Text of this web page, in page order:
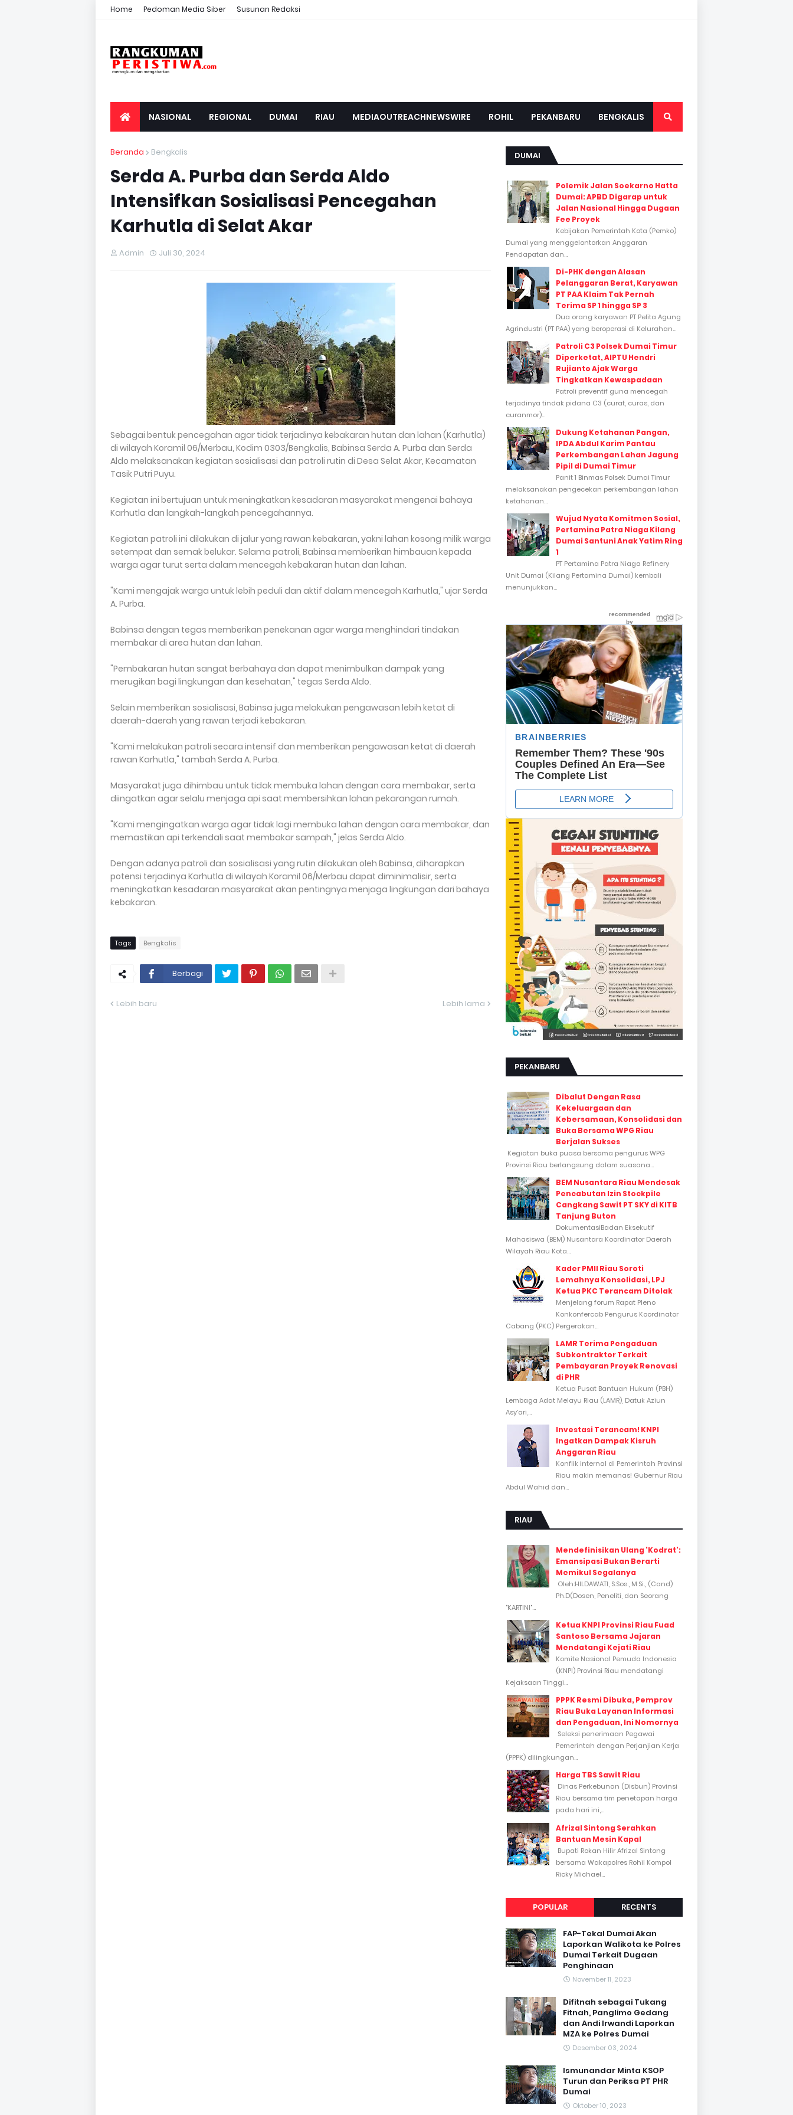
Home Pedoman Media Siber Susunan Redaksi
NASIONAL REGIONAL DUMAI RIAU MEDIAOUTREACHNEWSWIRE ROHIL PEKANBARU BENGKALIS
Beranda Bengkalis
Serda A. Purba dan Serda Aldo
Intensifkan Sosialisasi Pencegahan
Karhutla di Selat Akar
Admin Juli 30, 2024
Sebagai bentuk pencegahan agar tidak terjadinya kebakaran hutan dan lahan (Karhutla)
di wilayah Koramil 06/Merbau, Kodim 0303/Bengkalis, Babinsa Serda A. Purba dan Serda
Aldo melaksanakan kegiatan sosialisasi dan patroli rutin di Desa Selat Akar, Kecamatan
Tasik Putri Puyu.
Kegiatan ini bertujuan untuk meningkatkan kesadaran masyarakat mengenai bahaya
Karhutla dan langkah-langkah pencegahannya.
Kegiatan patroli ini dilakukan di jalur yang rawan kebakaran, yakni lahan kosong milik warga
setempat dan semak belukar. Selama patroli, Babinsa memberikan himbauan kepada
warga agar turut serta dalam mencegah kebakaran hutan dan lahan.
"Kami mengajak warga untuk lebih peduli dan aktif dalam mencegah Karhutla," ujar Serda
A. Purba.
Babinsa dengan tegas memberikan penekanan agar warga menghindari tindakan
membakar di area hutan dan lahan.
"Pembakaran hutan sangat berbahaya dan dapat menimbulkan dampak yang
merugikan bagi lingkungan dan kesehatan," tegas Serda Aldo.
Selain memberikan sosialisasi, Babinsa juga melakukan pengawasan lebih ketat di
daerah-daerah yang rawan terjadi kebakaran.
"Kami melakukan patroli secara intensif dan memberikan pengawasan ketat di daerah
rawan Karhutla," tambah Serda A. Purba.
Masyarakat juga dihimbau untuk tidak membuka lahan dengan cara membakar, serta
diingatkan agar selalu menjaga api saat membersihkan lahan pekarangan rumah.
"Kami mengingatkan warga agar tidak lagi membuka lahan dengan cara membakar, dan
memastikan api terkendali saat membakar sampah," jelas Serda Aldo.
Dengan adanya patroli dan sosialisasi yang rutin dilakukan oleh Babinsa, diharapkan
potensi terjadinya Karhutla di wilayah Koramil 06/Merbau dapat diminimalisir, serta
meningkatkan kesadaran masyarakat akan pentingnya menjaga lingkungan dari bahaya
kebakaran.
Tags Bengkalis
Berbagi
Lebih baru Lebih lama
DUMAI
Polemik Jalan Soekarno Hatta
Dumai: APBD Digarap untuk
Jalan Nasional Hingga Dugaan
Fee Proyek
Kebijakan Pemerintah Kota (Pemko)
Dumai yang menggelontorkan Anggaran
Pendapatan dan...
Di-PHK dengan Alasan
Pelanggaran Berat, Karyawan
PT PAA Klaim Tak Pernah
Terima SP 1 hingga SP 3
Dua orang karyawan PT Pelita Agung
Agrindustri (PT PAA) yang beroperasi di Kelurahan...
Patroli C3 Polsek Dumai Timur
Diperketat, AIPTU Hendri
Rujianto Ajak Warga
Tingkatkan Kewaspadaan
Patroli preventif guna mencegah
terjadinya tindak pidana C3 (curat, curas, dan
curanmor)...
Dukung Ketahanan Pangan,
IPDA Abdul Karim Pantau
Perkembangan Lahan Jagung
Pipil di Dumai Timur
Panit 1 Binmas Polsek Dumai Timur
melaksanakan pengecekan perkembangan lahan
ketahanan...
Wujud Nyata Komitmen Sosial,
Pertamina Patra Niaga Kilang
Dumai Santuni Anak Yatim Ring
1
PT Pertamina Patra Niaga Refinery
Unit Dumai (Kilang Pertamina Dumai) kembali
menunjukkan...
PEKANBARU
Dibalut Dengan Rasa
Kekeluargaan dan
Kebersamaan, Konsolidasi dan
Buka Bersama WPG Riau
Berjalan Sukses
Kegiatan buka puasa bersama pengurus WPG
Provinsi Riau berlangsung dalam suasana...
BEM Nusantara Riau Mendesak
Pencabutan Izin Stockpile
Cangkang Sawit PT SKY di KITB
Tanjung Buton
DokumentasiBadan Eksekutif
Mahasiswa (BEM) Nusantara Koordinator Daerah
Wilayah Riau Kota...
Kader PMII Riau Soroti
Lemahnya Konsolidasi, LPJ
Ketua PKC Terancam Ditolak
Menjelang forum Rapat Pleno
Konkonfercab Pengurus Koordinator
Cabang (PKC) Pergerakan...
LAMR Terima Pengaduan
Subkontraktor Terkait
Pembayaran Proyek Renovasi
di PHR
Ketua Pusat Bantuan Hukum (PBH)
Lembaga Adat Melayu Riau (LAMR), Datuk Aziun
Asy’ari,...
Investasi Terancam! KNPI
Ingatkan Dampak Kisruh
Anggaran Riau
Konflik internal di Pemerintah Provinsi
Riau makin memanas! Gubernur Riau
Abdul Wahid dan...
RIAU
Mendefinisikan Ulang 'Kodrat':
Emansipasi Bukan Berarti
Memikul Segalanya
Oleh:HILDAWATI, S.Sos., M.Si., (Cand)
Ph.D(Dosen, Peneliti, dan Seorang
"KARTINI"...
Ketua KNPI Provinsi Riau Fuad
Santoso Bersama Jajaran
Mendatangi Kejati Riau
Komite Nasional Pemuda Indonesia
(KNPI) Provinsi Riau mendatangi
Kejaksaan Tinggi...
PPPK Resmi Dibuka, Pemprov
Riau Buka Layanan Informasi
dan Pengaduan, Ini Nomornya
Seleksi penerimaan Pegawai
Pemerintah dengan Perjanjian Kerja
(PPPK) dilingkungan...
Harga TBS Sawit Riau
Dinas Perkebunan (Disbun) Provinsi
Riau bersama tim penetapan harga
pada hari ini,...
Afrizal Sintong Serahkan
Bantuan Mesin Kapal
Bupati Rokan Hilir Afrizal Sintong
bersama Wakapolres Rohil Kompol
Ricky Michael...
POPULAR RECENTS
FAP-Tekal Dumai Akan
Laporkan Walikota ke Polres
Dumai Terkait Dugaan
Penghinaan
November 11, 2023
Difitnah sebagai Tukang
Fitnah, Panglimo Gedang
dan Andi Irwandi Laporkan
MZA ke Polres Dumai
Desember 03, 2024
Ismunandar Minta KSOP
Turun dan Periksa PT PHR
Dumai
Oktober 10, 2023